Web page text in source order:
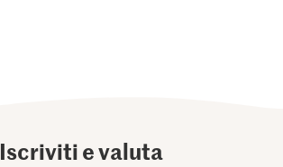
Iscriviti e valuta